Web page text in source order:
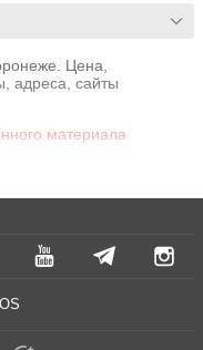
Цена,
адреса, сайты
материала